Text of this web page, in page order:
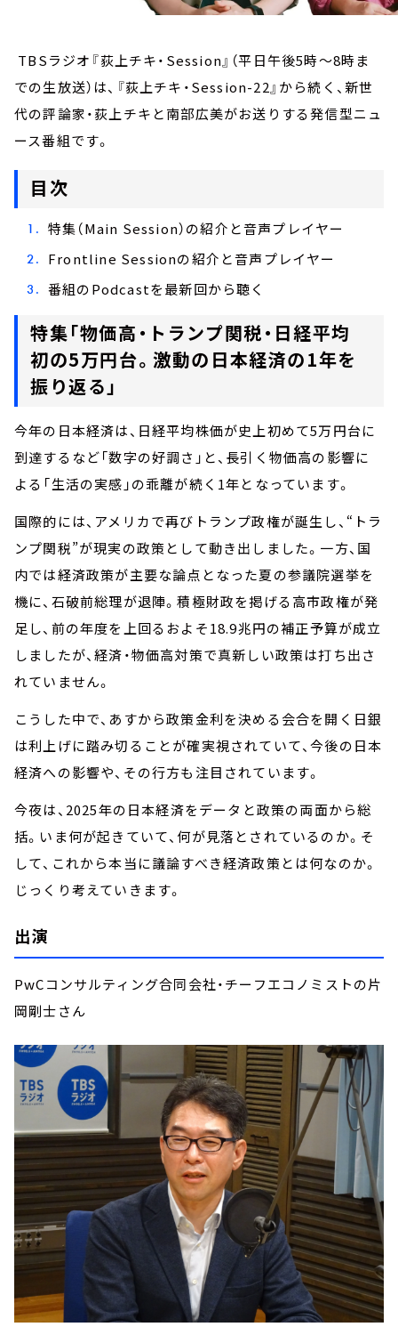
TBSラジオ『荻上チキ・Session』（平日午後5時～8時ま
での生放送）は、『荻上チキ・Session-22』から続く、新世
代の評論家・荻上チキと南部広美がお送りする発信型ニュ
ース番組です。
目次
特集（Main Session）の紹介と音声プレイヤー
Frontline Sessionの紹介と音声プレイヤー
番組のPodcastを最新回から聴く
特集「物価高・トランプ関税・日経平均
初の5万円台。激動の日本経済の1年を
振り返る」
今年の日本経済は、日経平均株価が史上初めて5万円台に
到達するなど「数字の好調さ」と、長引く物価高の影響に
よる「生活の実感」の乖離が続く1年となっています。
国際的には、アメリカで再びトランプ政権が誕生し、“トラ
ンプ関税”が現実の政策として動き出しました。一方、国
内では経済政策が主要な論点となった夏の参議院選挙を
機に、石破前総理が退陣。積極財政を掲げる高市政権が発
足し、前の年度を上回るおよそ18.9兆円の補正予算が成立
しましたが、経済・物価高対策で真新しい政策は打ち出さ
れていません。
こうした中で、あすから政策金利を決める会合を開く日銀
は利上げに踏み切ることが確実視されていて、今後の日本
経済への影響や、その行方も注目されています。
今夜は、2025年の日本経済をデータと政策の両面から総
括。いま何が起きていて、何が見落とされているのか。そ
して、これから本当に議論すべき経済政策とは何なのか。
じっくり考えていきます。
出演
PwCコンサルティング合同会社・チーフエコノミストの片
岡剛士さん